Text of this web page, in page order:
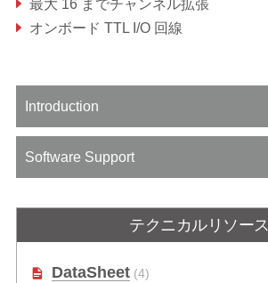
最大 16 までチャンネル拡張
オンボード TTL I/O 回線
Introduction
Software Support
テクニカルリソース
DataSheet(4)